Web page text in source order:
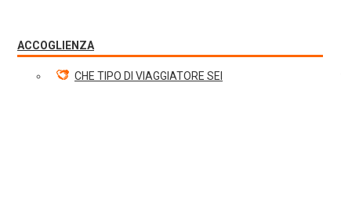
ACCOGLIENZA
CHE TIPO DI VIAGGIATORE SEI